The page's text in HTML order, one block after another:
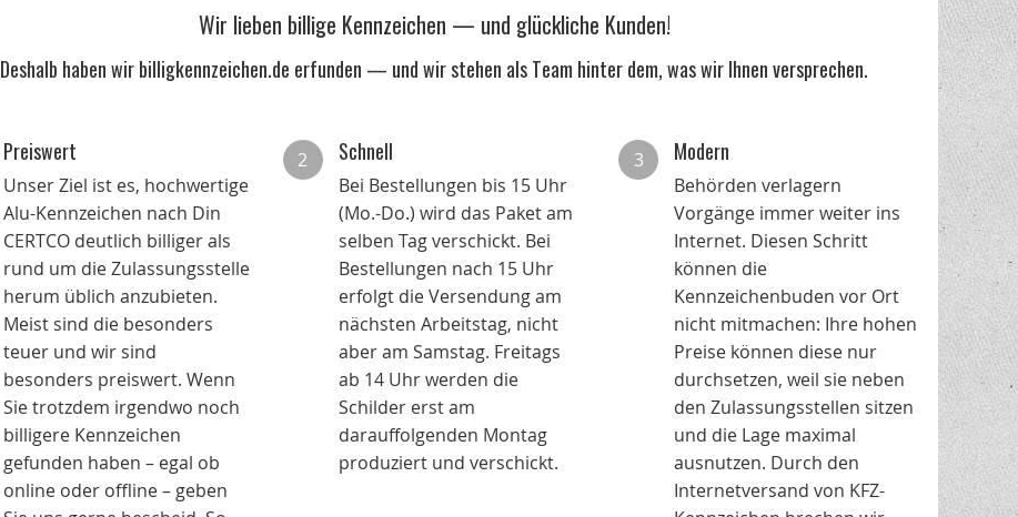
Wir lieben billige Kennzeichen — und glückliche Kunden!
Deshalb haben wir billigkennzeichen.de erfunden — und wir stehen als Team hinter dem, was wir Ihnen versprechen.
Preiswert
Unser Ziel ist es, hochwertige
Alu-Kennzeichen nach Din
CERTCO deutlich billiger als
rund um die Zulassungsstelle
herum üblich anzubieten.
Meist sind die besonders
teuer und wir sind
besonders preiswert. Wenn
Sie trotzdem irgendwo noch
billigere Kennzeichen
gefunden haben – egal ob
online oder offline – geben
2 Schnell
Bei Bestellungen bis 15 Uhr
(Mo.-Do.) wird das Paket am
selben Tag verschickt. Bei
Bestellungen nach 15 Uhr
erfolgt die Versendung am
nächsten Arbeitstag, nicht
aber am Samstag. Freitags
ab 14 Uhr werden die
Schilder erst am
darauffolgenden Montag
produziert und verschickt.
3 Modern
Behörden verlagern
Vorgänge immer weiter ins
Internet. Diesen Schritt
können die
Kennzeichenbuden vor Ort
nicht mitmachen: Ihre hohen
Preise können diese nur
durchsetzen, weil sie neben
den Zulassungsstellen sitzen
und die Lage maximal
ausnutzen. Durch den
Internetversand von KFZ-